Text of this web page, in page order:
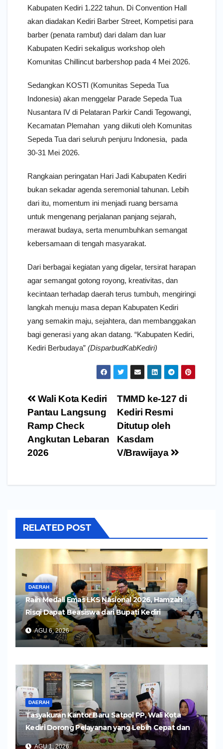
Kabupaten Kediri 1.222 tahun. Di Convention Hall
akan diadakan Kediri Barber Street, Kompetisi para
barber (penata rambut) dari dalam dan luar
Kabupaten Kediri sekaligus workshop oleh
Komunitas Chillincut barbershop pada 4 Mei 2026.
Sedangkan KOSTI (Komunitas Sepeda Tua
Indonesia) akan menggelar Parade Sepeda Tua
Nusantara IV di Pelataran Parkir Candi Tegowangi,
Kecamatan Plemahan yang diikuti oleh Komunitas
Sepeda Tua dari seluruh penjuru Indonesia, pada
30-31 Mei 2026.
Rangkaian peringatan Hari Jadi Kabupaten Kediri
bukan sekadar agenda seremonial tahunan. Lebih
dari itu, momentum ini menjadi ruang bersama
untuk mengenang perjalanan panjang sejarah,
merawat budaya, serta menumbuhkan semangat
kebersamaan di tengah masyarakat.
Dari berbagai kegiatan yang digelar, tersirat harapan
agar semangat gotong royong, kreativitas, dan
kecintaan terhadap daerah terus tumbuh, mengiringi
langkah menuju masa depan Kabupaten Kediri
yang semakin maju, sejahtera, dan membanggakan
bagi generasi yang akan datang. “Kabupaten Kediri,
Kediri Berbudaya” (DisparbudKabKediri)
Navigasi
pos
TMMD ke-127 di
Kediri Resmi
Ditutup oleh
Kasdam
V/Brawijaya
Wali Kota Kediri
Pantau Langsung
Ramp Check
Angkutan Lebaran
2026
RELATED POST
DAERAH
Raih Medali Emas LKS Nasional 2026, Hamzah
Risqi Dapat Beasiswa dari Bupati Kediri
AGU 6, 2026
DAERAH
Tasyakuran Kantor Baru Satpol PP, Wali Kota
Kediri Dorong Pelayanan yang Lebih Cepat dan
Humanis
AGU 1, 2026